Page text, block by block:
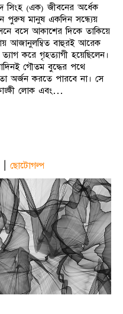
(এক) জীবনের অর্ধেক
পুরুষ মানুষ একদিন সন্ধ্যেয়
বসে আকাশের দিকে তাকিয়ে
আজানুলম্বিত বাহুরই আরেক
করে গৃহত্যাগী হয়েছিলেন।
গৌতম বুদ্ধের পথে
অর্জন করতে পারবে না। সে
লোক এবং…
| ছোটোগল্প